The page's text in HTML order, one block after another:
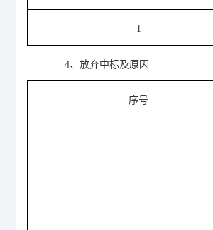
1
4、放弃中标及原因
序号